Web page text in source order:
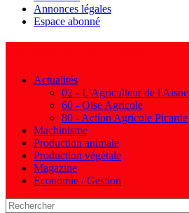
Annonces légales
Espace abonné
Actualités
02 - L'Agriculteur de l'Aisne
60 - Oise Agricole
80 - Action Agricole Picarde
Machinisme
Production animale
Production végétale
Magazine
Economie / Gestion